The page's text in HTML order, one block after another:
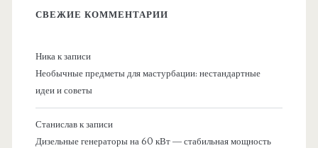
СВЕЖИЕ КОММЕНТАРИИ
Никак записи
Необычные предметы для мастурбации: нестандартные
идеи и советы
Станиславк записи
Дизельные генераторы на 60 кВт — стабильная мощность